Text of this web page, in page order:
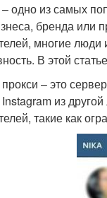
одно из самых
бренда или
многие люди
В этой
– это
Instagram из
такие как